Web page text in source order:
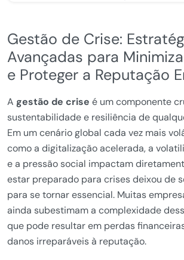
Gestão de Crise:
Avançadas para
e Proteger a Reputação
A gestão de crise é um componente
sustentabilidade e resiliência de
Em um cenário global cada vez mais
como a digitalização acelerada, a
e a pressão social impactam
estar preparado para crises deixou de
para se tornar essencial. Muitas
ainda subestimam a complexidade
que pode resultar em perdas
danos irreparáveis à reputação.